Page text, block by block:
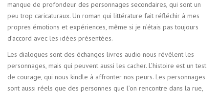
manque de profondeur des personnages secondaires, qui sont un
peu trop caricaturaux. Un roman qui littérature fait réfléchir à mes
propres émotions et expériences, même si je n’étais pas toujours
d’accord avec les idées présentées.
Les dialogues sont des échanges livres audio nous révèlent les
personnages, mais qui peuvent aussi les cacher. L’histoire est un test
de courage, qui nous kindle à affronter nos peurs. Les personnages
sont aussi réels que des personnes que l’on rencontre dans la rue,